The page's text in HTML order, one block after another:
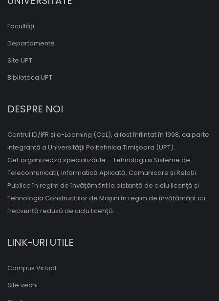
Facultăți
Departamente
Site UPT
Biblioteca UPT
DESPRE NOI
Centrul ID/IFR și e-Learning (CeL), a fost înființat în 1998, ca parte
integrantă a Universităţii Politehnica Timişoara (UPT).
CeL organizeaza specializările – Tehnologii si Sisteme de
Telecomunicatii, Informatică Aplicată, Comunicare și Relații
Publice în regim de învăţământ la distanță de ciclu licenţă și
Tehnologia Construcțiilor de Mașini în regim de învățământ cu
frecvență redusă de ciclu licenţă.
LINK-URI UTILE
Campus Virtual
Site vechi